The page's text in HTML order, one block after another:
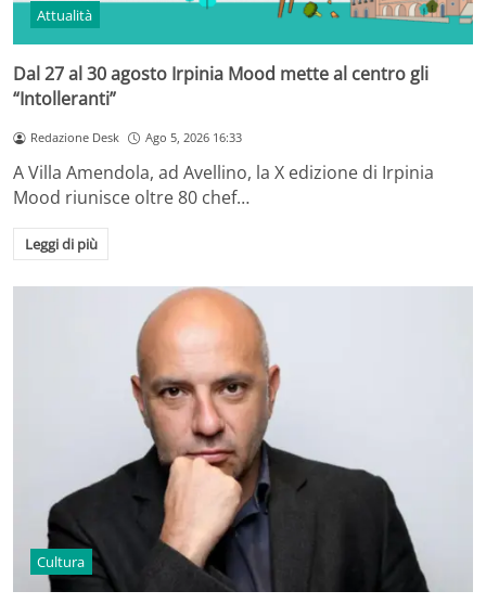
Attualità
Dal 27 al 30 agosto Irpinia Mood mette al centro gli
“Intolleranti”
Redazione Desk Ago 5, 2026 16:33
A Villa Amendola, ad Avellino, la X edizione di Irpinia
Mood riunisce oltre 80 chef…
Leggi di più
Cultura